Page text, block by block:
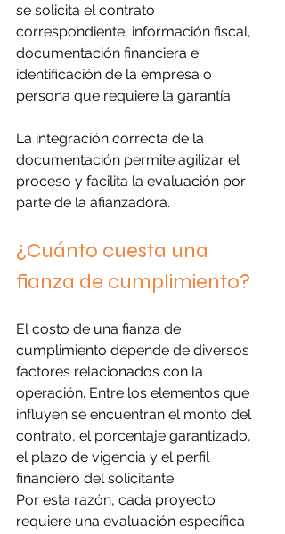
se solicita el contrato
correspondiente, información fiscal,
documentación financiera e
identificación de la empresa o
persona que requiere la garantía.
La integración correcta de la
documentación permite agilizar el
proceso y facilita la evaluación por
parte de la afianzadora.
¿Cuánto cuesta una
fianza de cumplimiento?
El costo de una fianza de
cumplimiento depende de diversos
factores relacionados con la
operación. Entre los elementos que
influyen se encuentran el monto del
contrato, el porcentaje garantizado,
el plazo de vigencia y el perfil
financiero del solicitante.
Por esta razón, cada proyecto
requiere una evaluación específica